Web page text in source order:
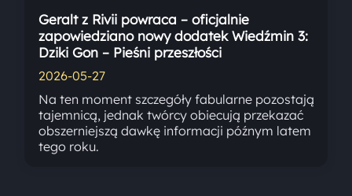
Geralt z Rivii powraca – oficjalnie
zapowiedziano nowy dodatek Wiedźmin 3:
Dziki Gon – Pieśni przeszłości
2026-05-27
Na ten moment szczegóły fabularne pozostają
tajemnicą, jednak twórcy obiecują przekazać
obszerniejszą dawkę informacji późnym latem
tego roku.